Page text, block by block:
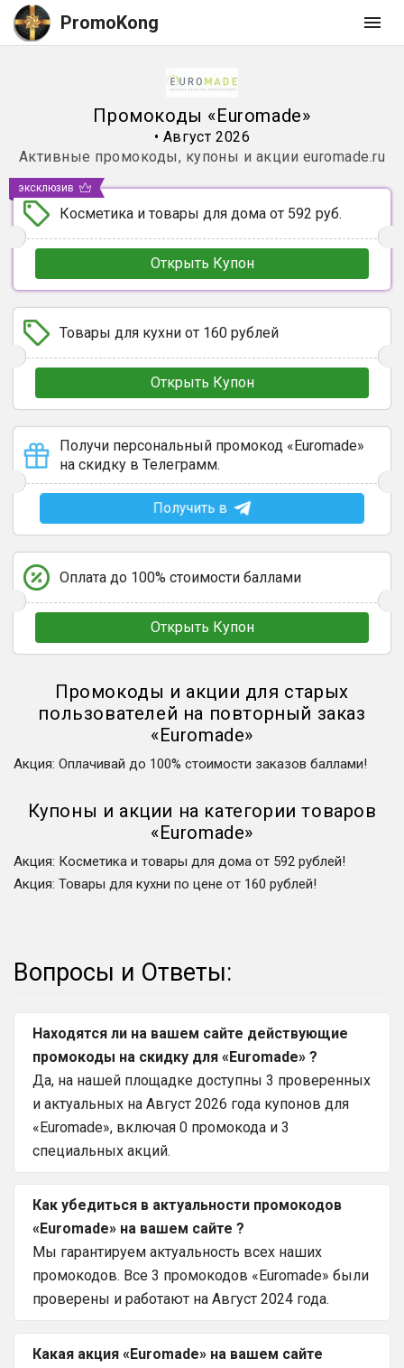
PromoKong
Промокоды «Euromade»
• Август 2026
Активные промокоды, купоны и акции euromade.ru
Косметика и товары для дома от 592 руб.
Открыть Купон
эксклюзив
Товары для кухни от 160 рублей
Открыть Купон
Получи персональный промокод «Euromade»
на скидку в Телеграмм.
Получить в
Оплата до 100% стоимости баллами
Открыть Купон
Промокоды и акции для старых
пользователей на повторный заказ
«Euromade»
Акция: Оплачивай до 100% стоимости заказов баллами!
Купоны и акции на категории товаров
«Euromade»
Акция: Косметика и товары для дома от 592 рублей!
Акция: Товары для кухни по цене от 160 рублей!
Вопросы и Ответы:
Находятся ли на вашем сайте действующие
промокоды на скидку для «Euromade» ?
Да, на нашей площадке доступны 3 проверенных
и актуальных на Август 2026 года купонов для
«Euromade», включая 0 промокода и 3
специальных акций.
Как убедиться в актуальности промокодов
«Euromade» на вашем сайте ?
Мы гарантируем актуальность всех наших
промокодов. Все 3 промокодов «Euromade» были
проверены и работают на Август 2024 года.
Какая акция «Euromade» на вашем сайте